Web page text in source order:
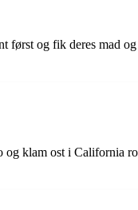
og fik deres mad
klam ost i California